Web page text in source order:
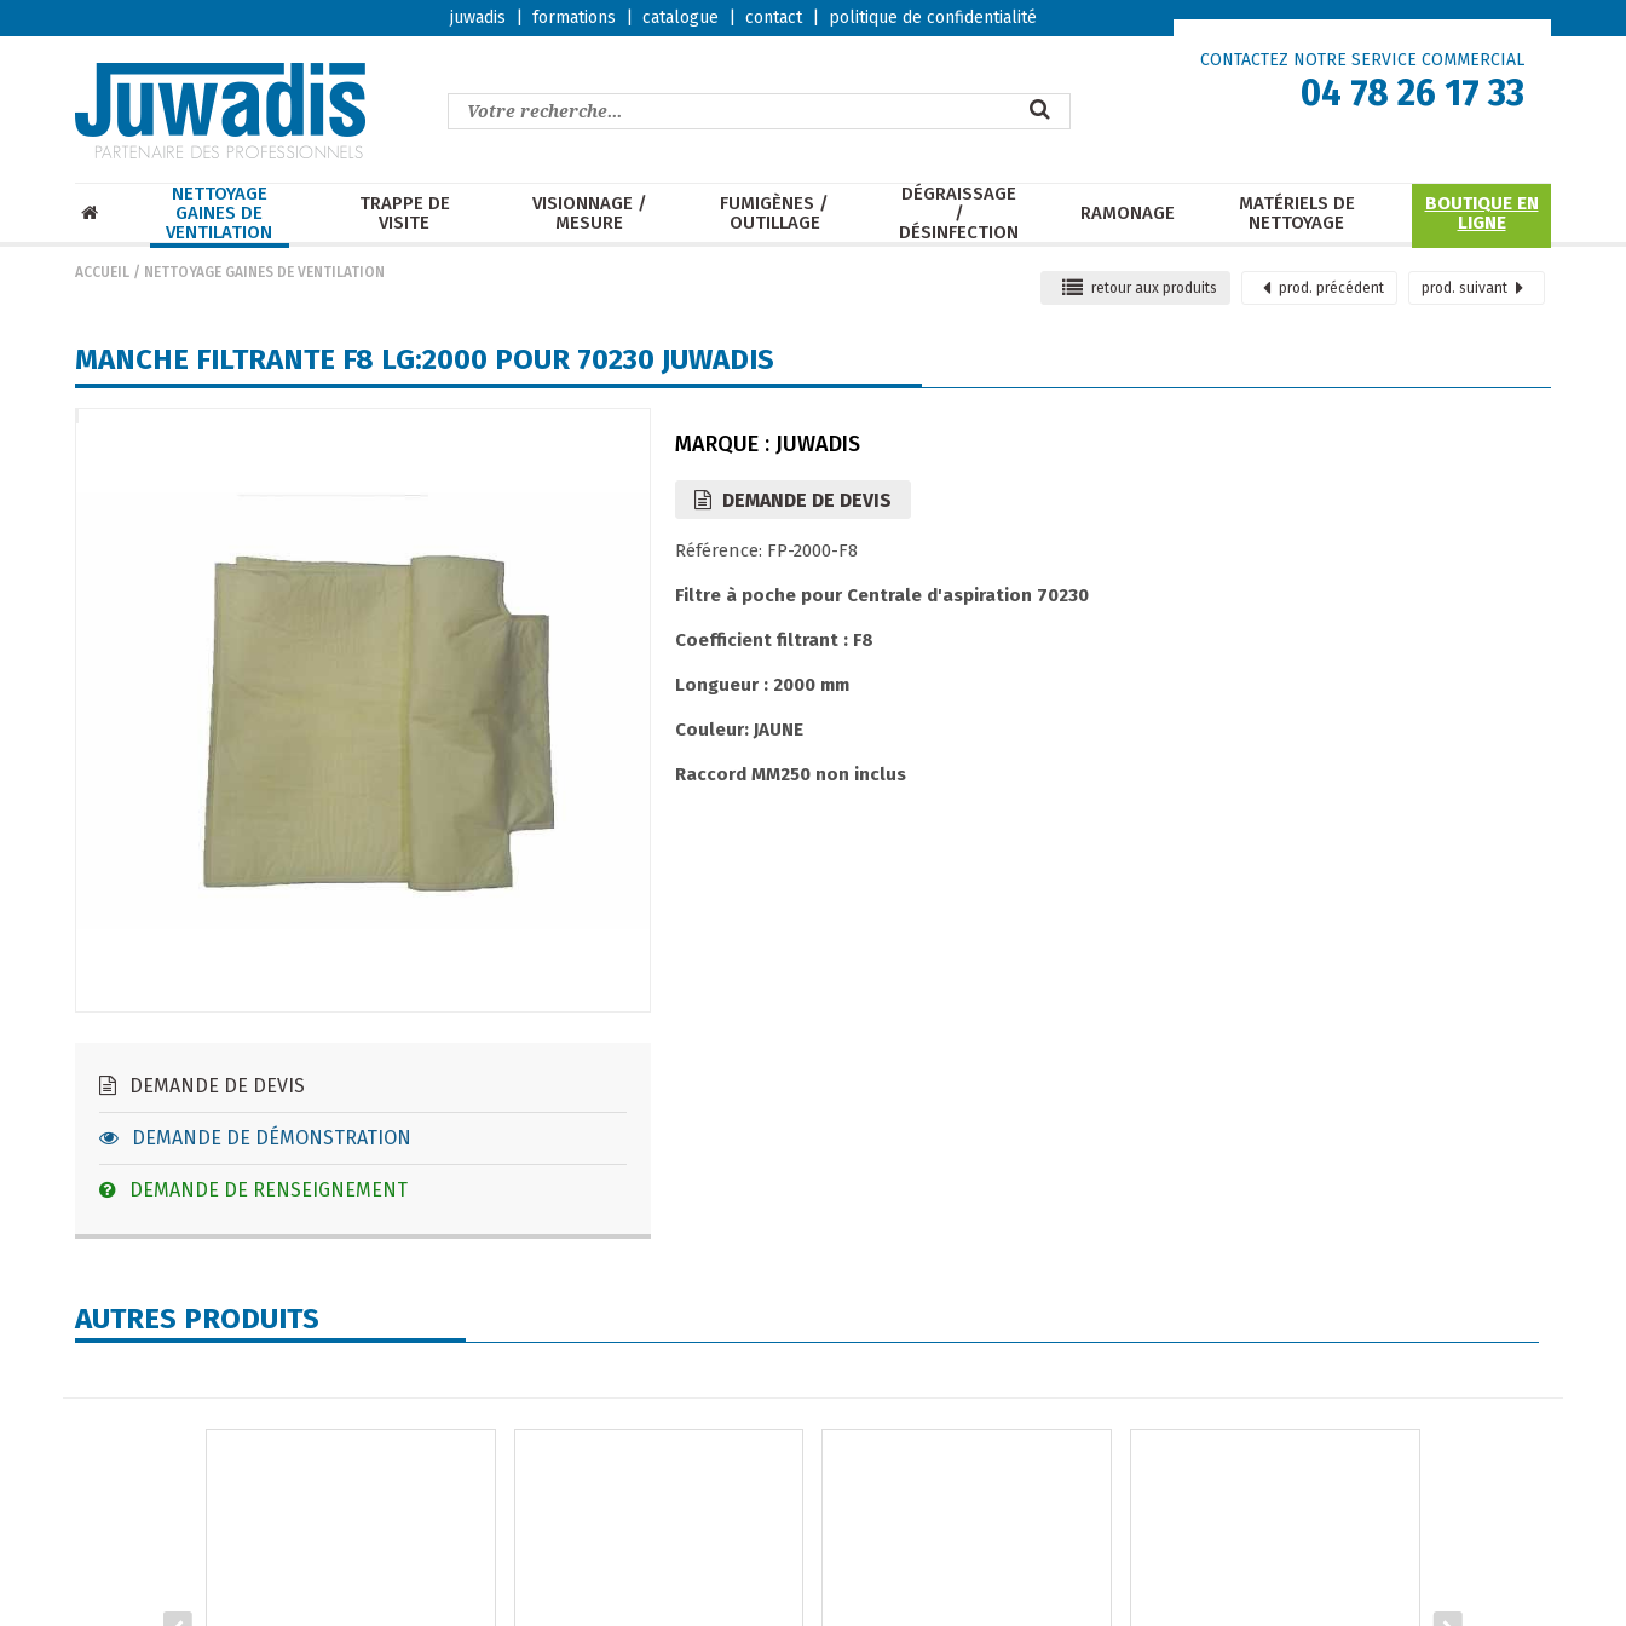
juwadis formations catalogue contact politique de confidentialité
CONTACTEZ NOTRE SERVICE COMMERCIAL
04 78 26 17 33
NETTOYAGE
GAINES DE
VENTILATION
TRAPPE DE
VISITE
VISIONNAGE /
MESURE
FUMIGÈNES /
OUTILLAGE
DÉGRAISSAGE
/
DÉSINFECTION
RAMONAGE
MATÉRIELS DE
NETTOYAGE
BOUTIQUE EN
LIGNE
ACCUEIL / NETTOYAGE GAINES DE VENTILATION
retour aux produits prod. précédent prod. suivant
MANCHE FILTRANTE F8 LG:2000 POUR 70230 JUWADIS
DEMANDE DE DEVIS
DEMANDE DE DÉMONSTRATION
DEMANDE DE RENSEIGNEMENT
MARQUE : JUWADIS
DEMANDE DE DEVIS
Référence: FP-2000-F8
Filtre à poche pour Centrale d'aspiration 70230
Coefficient filtrant : F8
Longueur : 2000 mm
Couleur: JAUNE
Raccord MM250 non inclus
AUTRES PRODUITS